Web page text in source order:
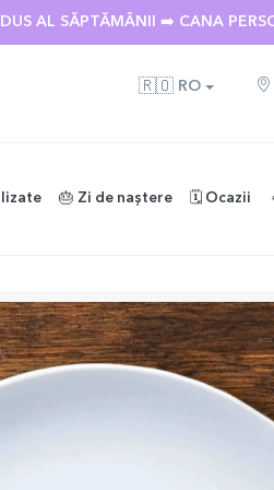
AL SĂPTĂMÂNII ➡️ CANA
🇷🇴 RO
🎂 Zi de naștere 🗓️ Ocazii